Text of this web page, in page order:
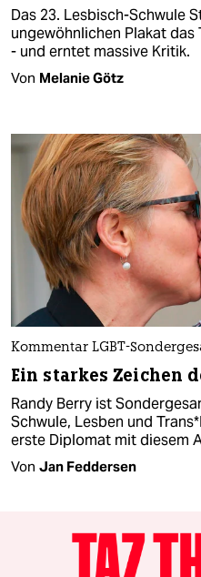
Das 23. Lesbisch-Schwule
ungewöhnlichen Plakat
- und erntet massive Kritik.
Von Melanie Götz
Kommentar LGBT-
Ein starkes Zeichen
Randy Berry ist
Schwule, Lesben und
erste Diplomat mit diesem
Von Jan Feddersen